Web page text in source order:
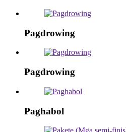
Pagdrowing
Pagdrowing
Paghabol